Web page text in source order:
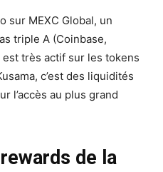
sur MEXC Global, un
triple A (Coinbase,
très actif sur les tokens
c’est des liquidités
l’accès au plus grand
de la